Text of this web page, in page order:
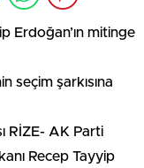
Erdoğan’ın mitinge
seçim şarkısına
RİZE- AK Parti
Recep Tayyip